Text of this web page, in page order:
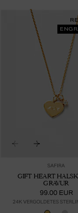
SAFIRA
GIFT HEART
GRAVUR
99.00 EUR
24K VERGOLDETES